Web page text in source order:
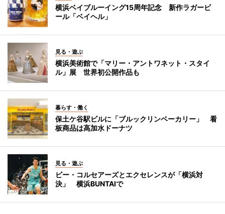
横浜ベイブルーイング15周年記念 新作ラガービ
ール「ベイヘル」
見る・遊ぶ
横浜美術館で「マリー・アントワネット・スタイ
ル」展 世界初公開作品も
暮らす・働く
保土ケ谷駅ビルに「ブルックリンベーカリー」 看
板商品は高加水ドーナツ
見る・遊ぶ
ビー・コルセアーズとエクセレンスが「横浜対
決」 横浜BUNTAIで